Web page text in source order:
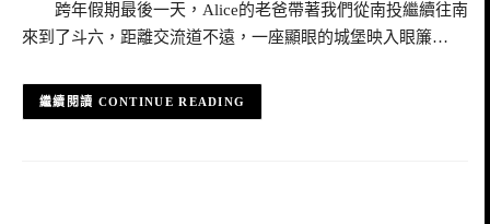
跨年假期最後一天，Alice的老爸帶著我們從南投繼續往南
來到了斗六，距離交流道不遠，一座顯眼的城堡映入眼簾…
CONTINUE READING